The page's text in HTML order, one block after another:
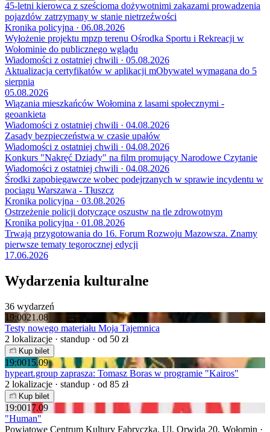
45-letni kierowca z sześcioma dożywotnimi zakazami prowadzenia
pojazdów zatrzymany w stanie nietrzeźwości
Kronika policyjna · 06.08.2026
Wyłożenie projektu mpzp terenu Ośrodka Sportu i Rekreacji w
Wołominie do publicznego wglądu
Wiadomości z ostatniej chwili · 05.08.2026
Aktualizacja certyfikatów w aplikacji mObywatel wymagana do 5
sierpnia
05.08.2026
Wiązania mieszkańców Wołomina z lasami społecznymi -
geoankieta
Wiadomości z ostatniej chwili · 04.08.2026
Zasady bezpieczeństwa w czasie upałów
Wiadomości z ostatniej chwili · 04.08.2026
Konkurs "Nakręć Dziady" na film promujący Narodowe Czytanie
Wiadomości z ostatniej chwili · 04.08.2026
Środki zapobiegawcze wobec podejrzanych w sprawie incydentu w
pociągu Warszawa - Tłuszcz
Kronika policyjna · 03.08.2026
Ostrzeżenie policji dotyczące oszustw na tle zdrowotnym
Kronika policyjna · 01.08.2026
Trwają przygotowania do 16. Forum Rozwoju Mazowsza. Znamy
pierwsze tematy tegorocznej edycji
17.06.2026
Wydarzenia kulturalne
36 wydarzeń
19:0021.08
Testy nowego materiału Moja Tajemnica
2 lokalizacje · standup · od 50 zł
Kup bilet
19:0015.09
hypeart.group zaprasza: Tomasz Boras w programie "Kairos"
2 lokalizacje · standup · od 85 zł
Kup bilet
19:0017.09
"Human"
Powiatowe Centrum Kultury Fabryczka, Ul. Orwida 20, Wołomin ·